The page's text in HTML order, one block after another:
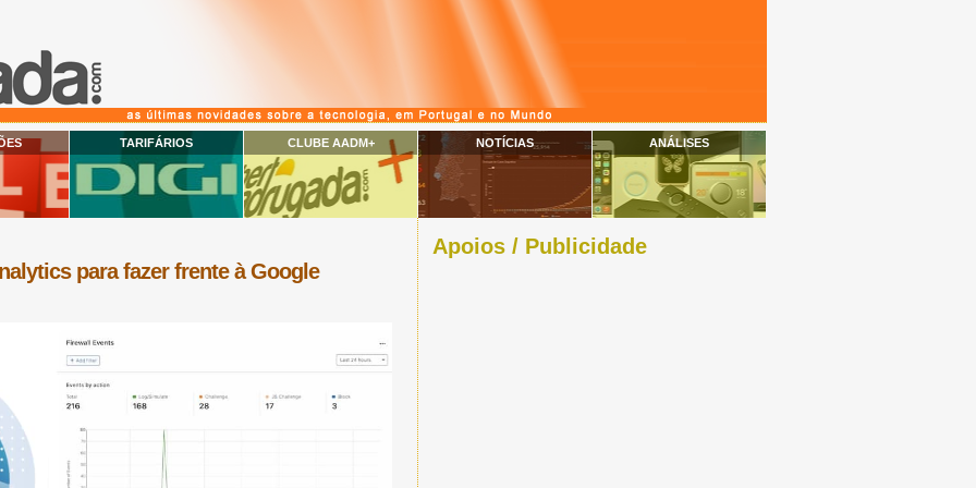
TARIFÁRIOS CLUBE AADM+ NOTÍCIAS ANÁLISES
para fazer frente à Google
Apoios / Publicidade